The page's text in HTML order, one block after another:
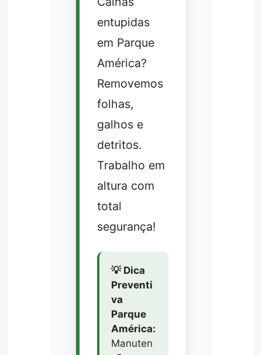
entupidas
em Parque
América?
Removemos
folhas,
galhos e
detritos.
Trabalho em
altura com
total
segurança!
💡 Dica
Preventi
va
Parque
América:
Manuten